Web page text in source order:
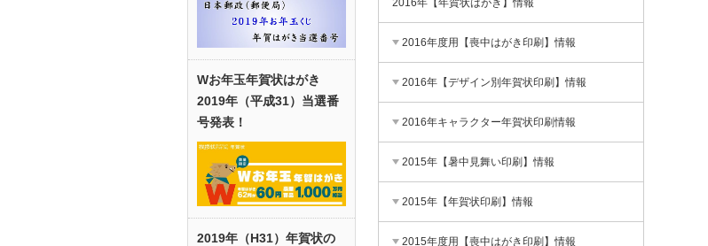
Wお年玉年賀状はがき
2019年（平成31）当選番
号発表！
2019年（H31）年賀状の
2016年【年賀状はがき】情報
2016年度用【喪中はがき印刷】情報
2016年【デザイン別年賀状印刷】情報
2016年キャラクター年賀状印刷情報
2015年【暑中見舞い印刷】情報
2015年【年賀状印刷】情報
2015年度用【喪中はがき印刷】情報